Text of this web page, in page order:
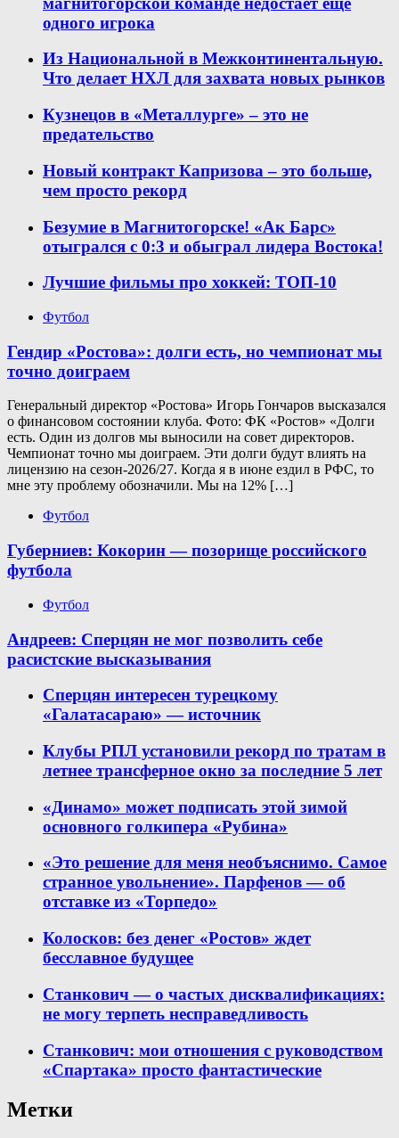
одного игрока
Из Национальной в Межконтинентальную.
Что делает НХЛ для захвата новых рынков
Кузнецов в «Металлурге» – это не
предательство
Новый контракт Капризова – это больше,
чем просто рекорд
Безумие в Магнитогорске! «Ак Барс»
отыгрался с 0:3 и обыграл лидера Востока!
Лучшие фильмы про хоккей: ТОП-10
Футбол
Гендир «Ростова»: долги есть, но чемпионат мы
точно доиграем
Генеральный директор «Ростова» Игорь Гончаров высказался
о финансовом состоянии клуба. Фото: ФК «Ростов» «Долги
есть. Один из долгов мы выносили на совет директоров.
Чемпионат точно мы доиграем. Эти долги будут влиять на
лицензию на сезон-2026/27. Когда я в июне ездил в РФС, то
мне эту проблему обозначили. Мы на 12% […]
Футбол
Губерниев: Кокорин — позорище российского
футбола
Футбол
Андреев: Сперцян не мог позволить себе
расистские высказывания
Сперцян интересен турецкому
«Галатасараю» — источник
Клубы РПЛ установили рекорд по тратам в
летнее трансферное окно за последние 5 лет
«Динамо» может подписать этой зимой
основного голкипера «Рубина»
«Это решение для меня необъяснимо. Самое
странное увольнение». Парфенов — об
отставке из «Торпедо»
Колосков: без денег «Ростов» ждет
бесславное будущее
Станкович — о частых дисквалификациях:
не могу терпеть несправедливость
Станкович: мои отношения с руководством
«Спартака» просто фантастические
Метки